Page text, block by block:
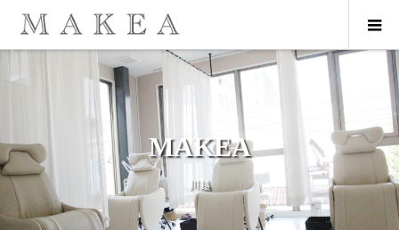
MAKEA
川越